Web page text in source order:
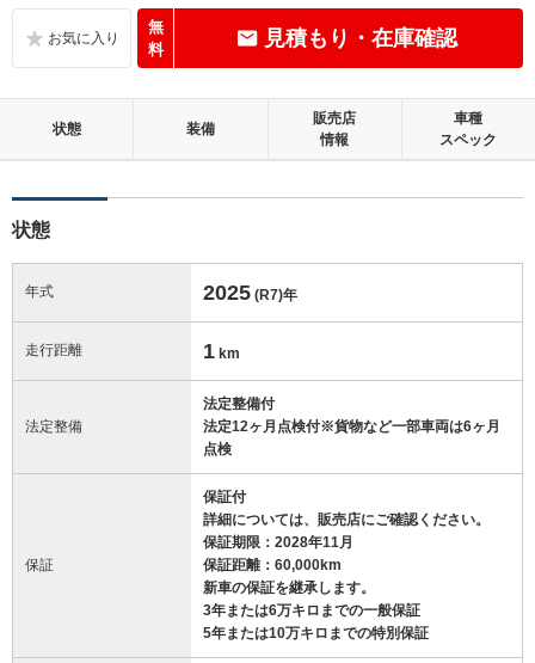
無
料
見積もり・在庫確認
状態 装備
販売店
情報
車種
スペック
状態
年式 2025 (R7)年
走行距離 1 km
法定整備
法定整備付
法定12ヶ月点検付※貨物など一部車両は6ヶ月
点検
保証
保証付
詳細については、販売店にご確認ください。
保証期限：2028年11月
保証距離：60,000km
新車の保証を継承します。
3年または6万キロまでの一般保証
5年または10万キロまでの特別保証